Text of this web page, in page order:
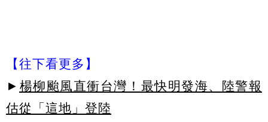
【往下看更多】
► 楊柳颱風直衝台灣！最快明發海、陸警報
估從「這地」登陸